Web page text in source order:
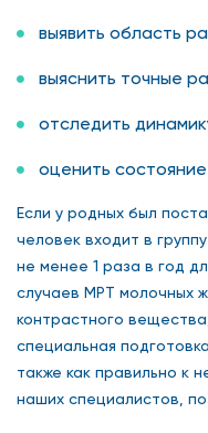
выявить область
выяснить точные
отследить
оценить
Если у родных был
человек входит в
не менее 1 раза в год
случаев МРТ молочных
контрастного
специальная
также как правильно к
наших специалистов,